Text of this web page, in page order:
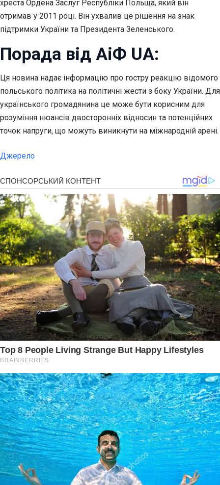
хреста Ордена Заслуг Республіки Польща, який він
отримав у 2011 році. Він ухвалив це рішення на знак
підтримки України та Президента Зеленського.
Порада від АіФ UA:
Ця новина надає інформацію про гостру реакцію відомого
польського політика на політичні жести з боку України. Для
українського громадянина це може бути корисним для
розуміння нюансів двосторонніх відносин та потенційних
точок напруги, що можуть виникнути на міжнародній арені.
Джерело